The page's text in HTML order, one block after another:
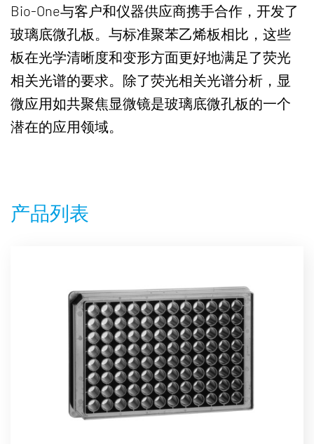
Bio-One与客户和仪器供应商携手合作，开发了
玻璃底微孔板。与标准聚苯乙烯板相比，这些
板在光学清晰度和变形方面更好地满足了荧光
相关光谱的要求。除了荧光相关光谱分析，显
微应用如共聚焦显微镜是玻璃底微孔板的一个
潜在的应用领域。
产品列表